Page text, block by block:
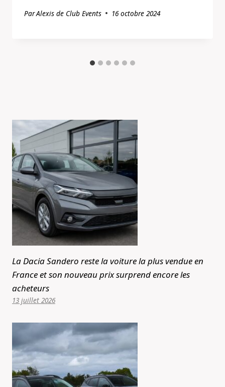
ParAlexis de Club Events 16 octobre 2024
La Dacia Sandero reste la voiture la plus vendue en
France et son nouveau prix surprend encore les
acheteurs
13 juillet 2026